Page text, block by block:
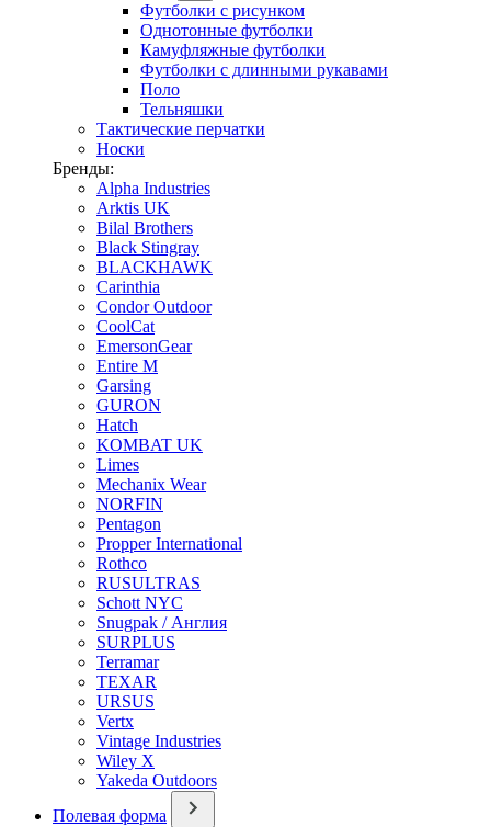
Футболки с рисунком
Однотонные футболки
Камуфляжные футболки
Футболки с длинными рукавами
Поло
Тельняшки
Тактические перчатки
Носки
Бренды:
Alpha Industries
Arktis UK
Bilal Brothers
Black Stingray
BLACKHAWK
Carinthia
Condor Outdoor
CoolCat
EmersonGear
Entire M
Garsing
GURON
Hatch
KOMBAT UK
Limes
Mechanix Wear
NORFIN
Pentagon
Propper International
Rothco
RUSULTRAS
Schott NYC
Snugpak / Англия
SURPLUS
Terramar
TEXAR
URSUS
Vertx
Vintage Industries
Wiley X
Yakeda Outdoors
Полевая форма